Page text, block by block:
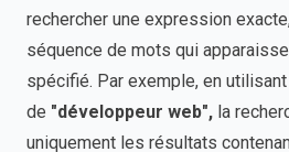
rechercher une expression
séquence de mots qui
spécifié. Par exemple, en
de "développeur web", la
uniquement les résultats